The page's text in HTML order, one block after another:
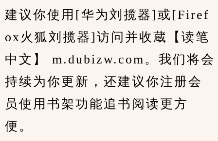
建议你使用[华为刘揽器]或[Firef
ox火狐刘揽器]访问并收蔵【读笔
中文】 m.dubizw.com。我们将会
持续为你更新，还建议你注册会
员使用书架功能追书阅读更方
便。